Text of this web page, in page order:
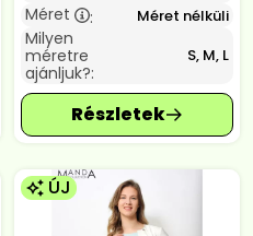
Méret
: Méret nélküli
Milyen
méretre
ajánljuk?:
S, M, L
ÚJ